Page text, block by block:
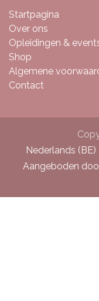
Startpagina
Over ons
Opleidingen &
Shop
Algemene
Contact
Nederlands (BE)
Aangeboden